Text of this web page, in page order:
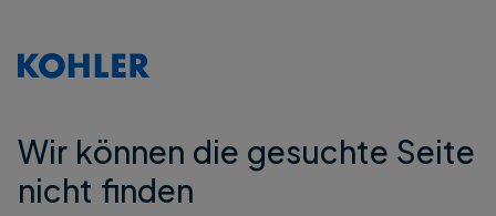
Wir können die gesuchte Seite
nicht finden